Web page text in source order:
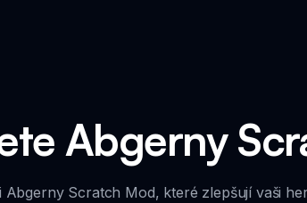
Abgerny
Abgerny Scratch Mod, které zlepšují vaši